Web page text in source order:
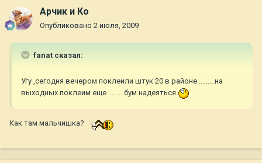
Арчик и Ко
Опубликовано 2 июля, 2009
fanat сказал:
Угу ,сегодня вечером поклеили штук 20 в районе .........на
выходных поклеим еще .........бум надеяться
Как там мальчишка?